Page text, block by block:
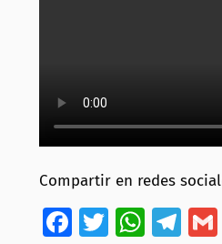
Compartir en redes
Facebook
Twitter